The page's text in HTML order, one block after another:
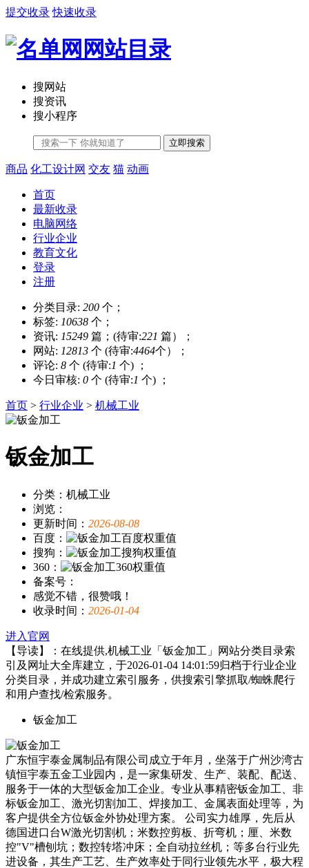
提交收录 快速收录
搜网站
搜资讯
搜小程序
立即搜索
商品 化工设计网 交友 猫 动画
首页
最新收录
电脑网络
行业企业
教育文化
登录
注册
分类目录: 200 个；
标签: 10638 个；
资讯: 15249 篇；(待审:221 篇）；
网站: 12813 个 (待审:4464个）；
评论: 8 个 (待审:1 个) ；
今日审核: 0 个 (待审:1 个) ；
首页 > 行业企业 > 机械工业
钣金加工
分类：机械工业
浏览：
更新时间： 2026-08-08
百度：
搜狗：
360：
备案号：
感觉不错，很赞哦！
收录时间： 2026-01-04
进入官网
【导读】：在线提供,机械工业「钣金加工」网站分类目录索
引及网址大全库建立，于2026-01-04 14:01:59归档于行业企业
分类目录，并成功建立索引服务，供搜索引擎抓取/蜘蛛爬行
和用户查找/检索服务。
钣金加工
广东恒宇泰金属制品有限公司成立于年月，坐落于广州沙湾古
镇恒宇泰五金工业园内，是一家集研发、生产、装配、配送、
服务于一体的大型钣金加工企业。专业从事精密钣金加工、非
标钣金加工、激光切割加工、焊接加工、金属表面处理等，为
客户提供全方位钣金外协处理方案。 公司实力雄厚，先后从
德国进口台W激光切割机；米数控剪板、折弯机；厘、米数
控"V"槽刨坑；数控转塔冲床；全自动拉丝机；等多台行业先
进设备，其生产工艺、生产效率处于同行业领先水平，极大程